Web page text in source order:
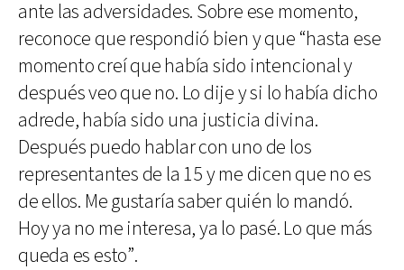
ante las adversidades. Sobre ese momento,
reconoce que respondió bien y que “hasta ese
momento creí que había sido intencional y
después veo que no. Lo dije y si lo había dicho
adrede, había sido una justicia divina.
Después puedo hablar con uno de los
representantes de la 15 y me dicen que no es
de ellos. Me gustaría saber quién lo mandó.
Hoy ya no me interesa, ya lo pasé. Lo que más
queda es esto”.